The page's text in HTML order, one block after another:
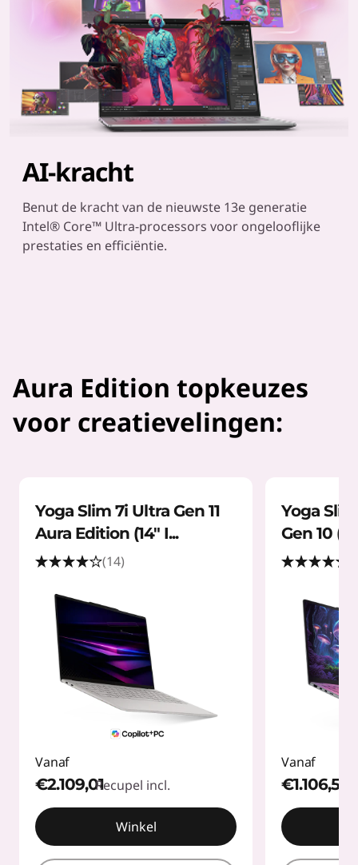
AI-kracht
Benut de kracht van de nieuwste 13e generatie
Intel® Core™ Ultra-processors voor ongelooflijke
prestaties en efficiëntie.
Aura Edition topkeuzes
voor creatievelingen:
Yoga Slim 7i Ultra Gen 11
Aura Edition (14" I...
(14)
Vanaf
€2.109,01Recupel incl.
Winkel
Yoga
Gen 10
Vanaf
€1.106,52